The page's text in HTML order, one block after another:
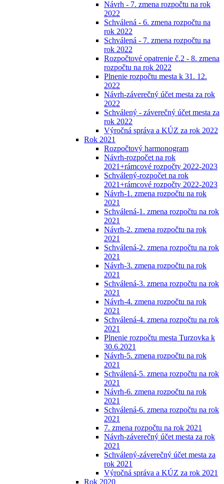
Návrh - 7. zmena rozpočtu na rok
2022
Schválená - 6. zmena rozpočtu na
rok 2022
Schválená - 7. zmena rozpočtu na
rok 2022
Rozpočtové opatrenie č.2 - 8. zmena
rozpočtu na rok 2022
Plnenie rozpočtu mesta k 31. 12.
2022
Návrh-záverečný účet mesta za rok
2022
Schválený - záverečný účet mesta za
rok 2022
Výročná správa a KÚZ za rok 2022
Rok 2021
Rozpočtový harmonogram
Návrh-rozpočet na rok
2021+rámcové rozpočty 2022-2023
Schválený-rozpočet na rok
2021+rámcové rozpočty 2022-2023
Návrh-1. zmena rozpočtu na rok
2021
Schválená-1. zmena rozpočtu na rok
2021
Návrh-2. zmena rozpočtu na rok
2021
Schválená-2. zmena rozpočtu na rok
2021
Návrh-3. zmena rozpočtu na rok
2021
Schválená-3. zmena rozpočtu na rok
2021
Návrh-4. zmena rozpočtu na rok
2021
Schválená-4. zmena rozpočtu na rok
2021
Plnenie rozpočtu mesta Turzovka k
30.6.2021
Návrh-5. zmena rozpočtu na rok
2021
Schválená-5. zmena rozpočtu na rok
2021
Návrh-6. zmena rozpočtu na rok
2021
Schválená-6. zmena rozpočtu na rok
2021
7. zmena rozpočtu na rok 2021
Návrh-záverečný účet mesta za rok
2021
Schválený-záverečný účet mesta za
rok 2021
Výročná správa a KÚZ za rok 2021
Rok 2020